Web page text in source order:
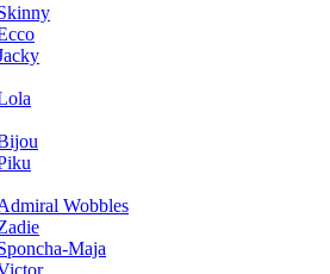
Wobbles
Maja